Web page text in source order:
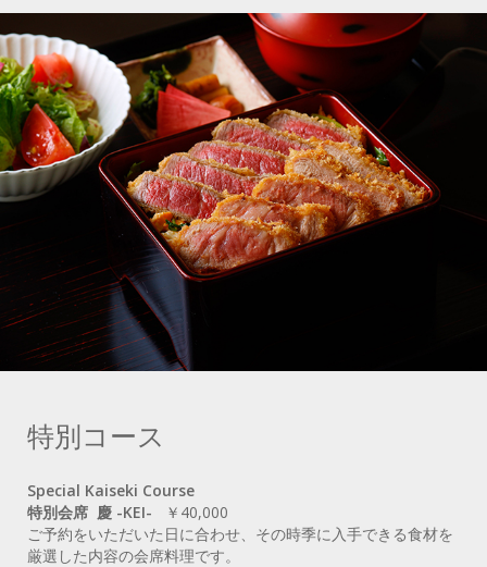
特別コース
Special Kaiseki Course
特別会席 慶 -KEI- ￥40,000
ご予約をいただいた日に合わせ、その時季に入手できる食材を
厳選した内容の会席料理です。